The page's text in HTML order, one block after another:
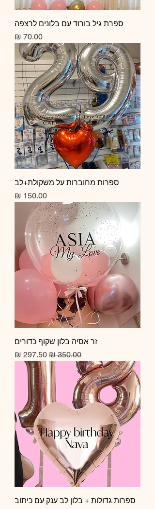
ספרת גיל בורוד עם בלונים לרצפה
מחיר
ספרות מחוברות על משקולת+לב
מחיר
זר אסיה בלון שקוף כדורים
מחיר רגיל מחיר מבצע
ספרות גדולות + בלון לב ענק עם כיתוב